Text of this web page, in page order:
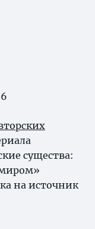
существа:
на источник